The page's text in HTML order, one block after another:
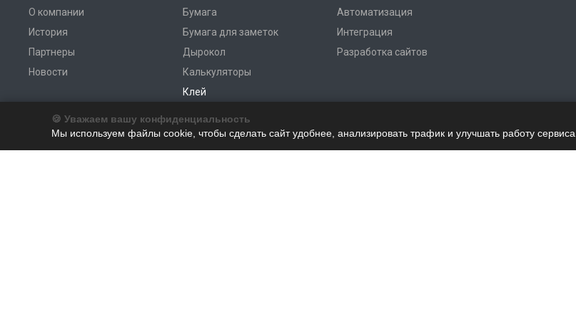
О компании
История
Партнеры
Новости
Бумага
Бумага для заметок
Дырокол
Калькуляторы
Клей
Лоток для бумаг
Наборы и подставки
Автоматизация
Интеграция
Разработка сайтов
🍪 Уважаем вашу конфиденциальность
Мы используем файлы cookie, чтобы сделать сайт удобнее, анализировать трафик и улучшать работу сервиса.